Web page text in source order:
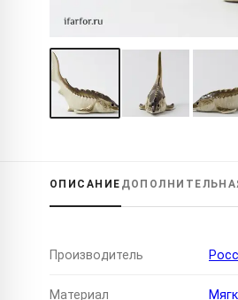
ОПИСАНИЕ
Производитель
Материал